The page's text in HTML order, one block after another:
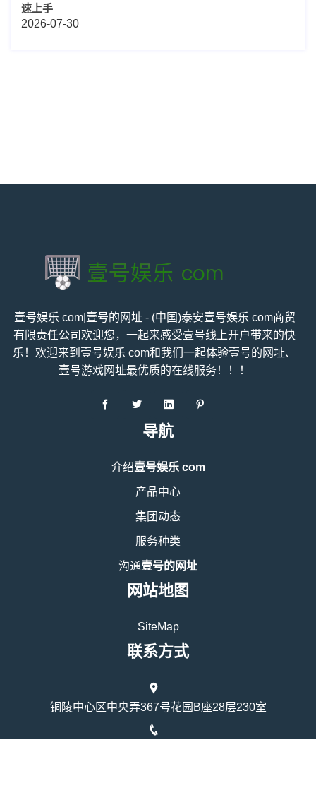
速上手
2026-07-30
壹号娱乐 com|壹号的网址 - (中国)泰安壹号娱乐 com商贸
有限责任公司欢迎您，一起来感受壹号线上开户带来的快
乐！欢迎来到壹号娱乐 com和我们一起体验壹号的网址、
壹号游戏网址最优质的在线服务！！！
导航
介绍壹号娱乐 com
产品中心
集团动态
服务种类
沟通壹号的网址
网站地图
SiteMap
联系方式
铜陵中心区中央弄367号花园B座28层230室